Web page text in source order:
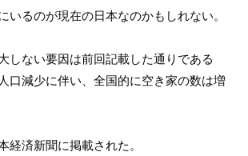
いるのが現在の日本なのかもしれない。
しない要因は前回記載した通りである
口減少に伴い、全国的に空き家の数は増
経済新聞に掲載された。